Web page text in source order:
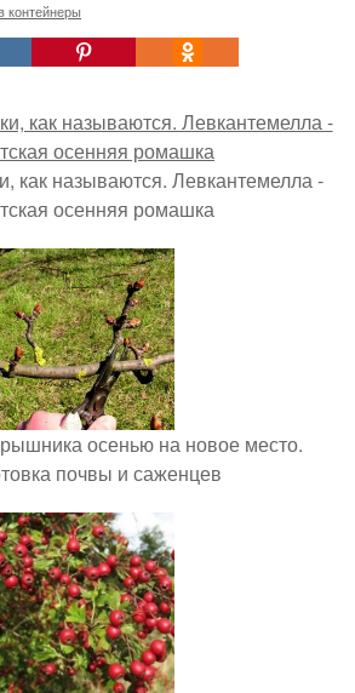
контейнеры
как называются. Левкантемелла -
осенняя ромашка
осенью на новое место.
почвы и саженцев